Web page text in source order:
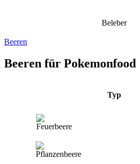
Beleber
Beeren
Beeren für Pokemonfood
Typ